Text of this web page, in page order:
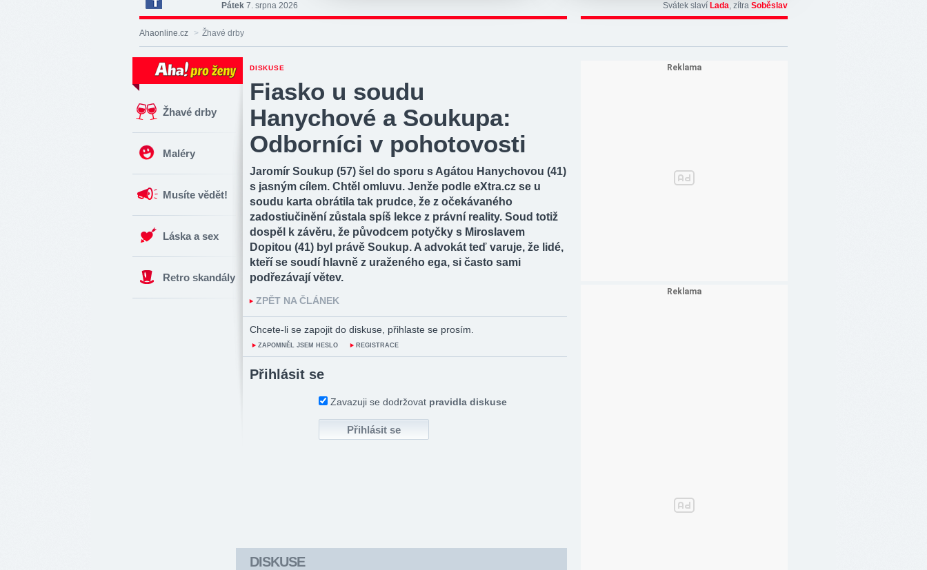
Deník
Aha!
na
Pátek 7. srpna 2026 Svátek slaví Lada, zítra Soběslav
Ahaonline.cz > Žhavé drby
Žhavé drby
Maléry
Musíte vědět!
Láska a sex
Retro skandály
DISKUSE
Fiasko u soudu
Hanychové a Soukupa:
Odborníci v pohotovosti
Jaromír Soukup (57) šel do sporu s Agátou Hanychovou (41)
s jasným cílem. Chtěl omluvu. Jenže podle eXtra.cz se u
soudu karta obrátila tak prudce, že z očekávaného
zadostiučinění zůstala spíš lekce z právní reality. Soud totiž
dospěl k závěru, že původcem potyčky s Miroslavem
Dopitou (41) byl právě Soukup. A advokát teď varuje, že lidé,
kteří se soudí hlavně z uraženého ega, si často sami
podřezávají větev.
ZPĚT NA ČLÁNEK
Chcete-li se zapojit do diskuse, přihlaste se prosím.
ZAPOMNĚL JSEM HESLO REGISTRACE
Přihlásit se
Zavazuji se dodržovat pravidla diskuse
DISKUSE